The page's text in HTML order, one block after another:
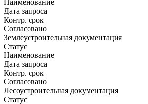
Наименование
Дата запроса
Контр. срок
Согласовано
Землеустроительная документация
Статус
Наименование
Дата запроса
Контр. срок
Согласовано
Лесоустроительная документация
Статус